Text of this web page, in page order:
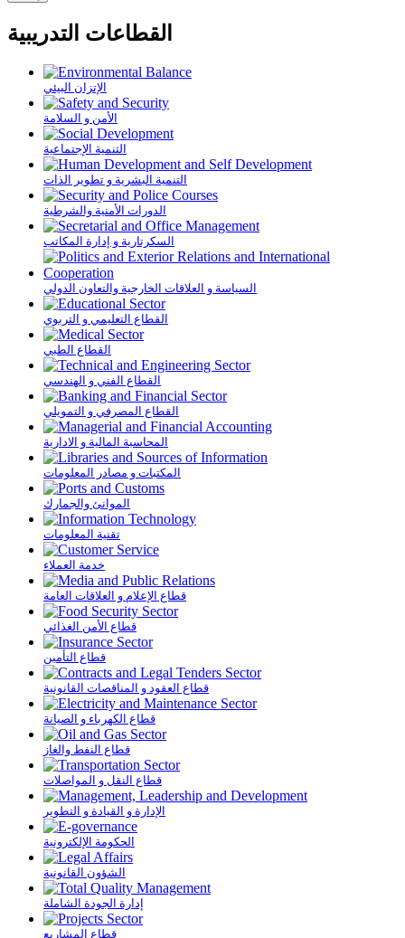
القطاعات التدريبية
الإتزان البيئي
الأمن و السلامة
التنمية الإجتماعية
التنمية البشرية و تطوير الذات
الدورات الأمنية والشرطية
السكرتارية و إدارة المكاتب
السياسة و العلاقات الخارجية والتعاون الدولي
القطاع التعليمي و التربوي
القطاع الطبي
القطاع الفني و الهندسي
القطاع المصرفي و التمويلي
المحاسبة المالية و الادارية
المكتبات و مصادر المعلومات
الموانئ والجمارك
تقنية المعلومات
خدمة العملاء
قطاع الإعلام و العلاقات العامة
قطاع الأمن الغذائي
قطاع التأمين
قطاع العقود و المناقصات القانونية
قطاع الكهرباء و الصيانة
قطاع النفط والغاز
قطاع النقل و المواصلات
الإدارة و القيادة و التطوير
الحكومة الإلكترونية
الشؤون القانونية
إدارة الجودة الشاملة
قطاع المشاريع